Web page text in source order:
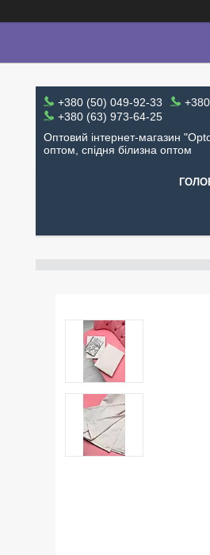
+380 (50) 049-92-33
+380 (63) 973-64-25
Оптовий інтернет-магазин
оптом, спідня білизна оптом